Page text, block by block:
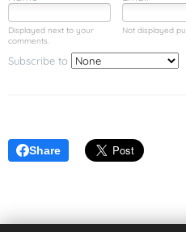
Displayed next to your
comments.
Not displayed
Subscribe to
Share